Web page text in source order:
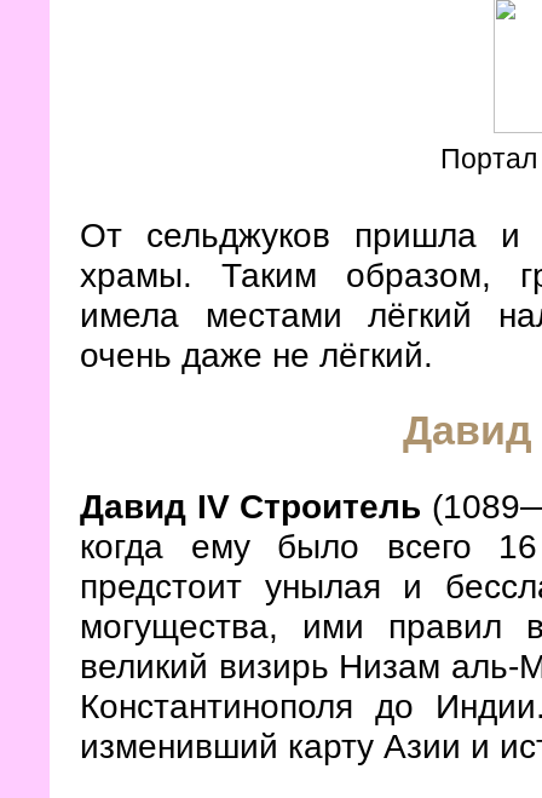
Портал
От сельджуков пришла и
храмы. Таким образом,
имела местами лёгкий
очень даже не лёгкий.
Давид
Давид IVСтроитель
когда ему было всего
предстоит унылая и
могущества, ими
великий визирь Низам аль-
Константинополя до
изменивший карту Азии и